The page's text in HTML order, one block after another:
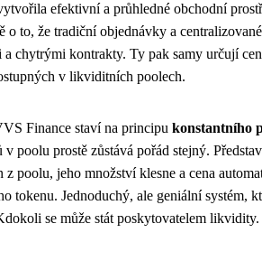
efektivní a průhledné obchodní
o to, že tradiční objednávky a
chytrými kontrakty. Ty pak samy určují
v likviditních poolech.
Finance staví na principu konstantního
poolu prostě zůstává pořád stejný.
poolu, jeho množství klesne a cena
tokenu. Jednoduchý, ale geniální systém,
se může stát poskytovatelem likvidity.